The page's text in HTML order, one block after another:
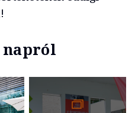
napról